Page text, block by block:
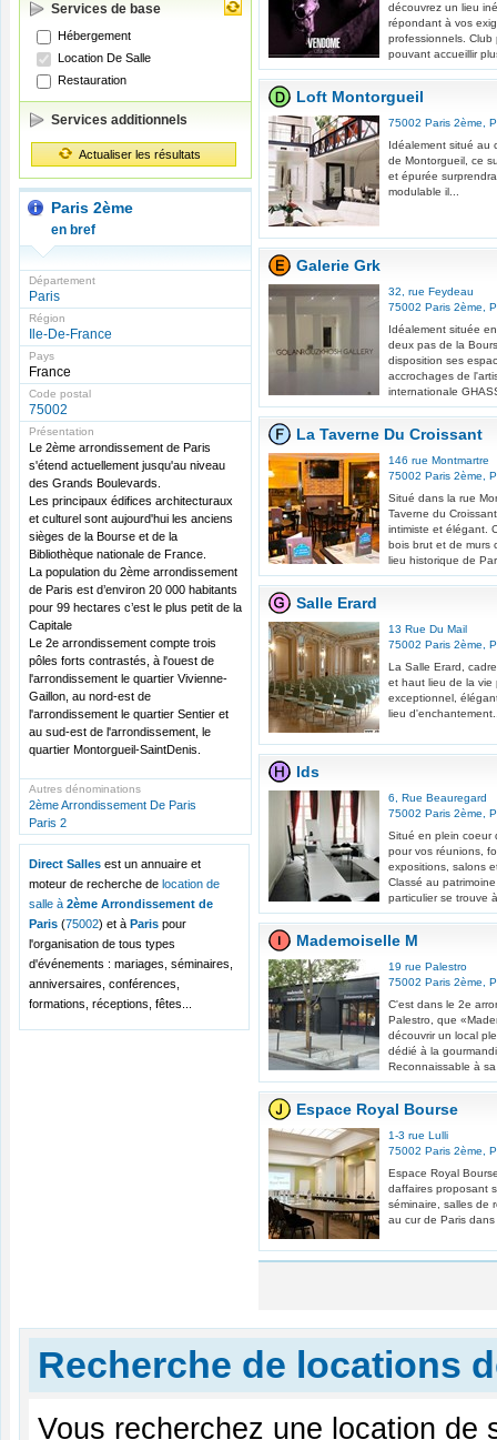
Services de base
Hébergement
Location De Salle
Restauration
Services additionnels
Actualiser les résultats
Paris 2ème
en bref
Département
Paris
Région
Ile-De-France
Pays
France
Code postal
75002
Présentation
Le 2ème arrondissement de Paris
s'étend actuellement jusqu'au niveau
des Grands Boulevards.
Les principaux édifices architecturaux
et culturel sont aujourd'hui les anciens
sièges de la Bourse et de la
Bibliothèque nationale de France.
La population du 2ème arrondissement
de Paris est d’environ 20 000 habitants
pour 99 hectares c’est le plus petit de la
Capitale
Le 2e arrondissement compte trois
pôles forts contrastés, à l'ouest de
l'arrondissement le quartier Vivienne-
Gaillon, au nord-est de
l'arrondissement le quartier Sentier et
au sud-est de l'arrondissement, le
quartier Montorgueil-SaintDenis.
Autres dénominations
2ème Arrondissement De Paris
Paris 2
Direct Salles est un annuaire et
moteur de recherche de location de
salle à 2ème Arrondissement de
Paris (75002) et à Paris pour
l'organisation de tous types
d'événements : mariages, séminaires,
anniversaires, conférences,
formations, réceptions, fêtes...
découvrez un lieu
répondant à vos
professionnels. Club
pouvant accueillir
Loft Montorgueil
75002 Paris 2ème
Idéalement situé au
de Montorgueil, ce
et épurée
modulable il...
Galerie Grk
32, rue Feydeau
75002 Paris 2ème
Idéalement située
deux pas de la
disposition ses
accrochages de
internationale
La Taverne Du Croissant
146 rue Montmartre
75002 Paris 2ème
Situé dans la rue
Taverne du
intimiste et élégant.
bois brut et de murs
lieu historique de
Salle Erard
13 Rue Du Mail
75002 Paris 2ème
La Salle Erard,
et haut lieu de la vie
exceptionnel,
lieu
Ids
6, Rue Beauregard
75002 Paris 2ème
Situé en plein coeur
pour vos réunions,
expositions, salons
Classé au
particulier se trouve
Mademoiselle M
19 rue Palestro
75002 Paris 2ème
C'est dans le 2e
Palestro, que
découvrir un local
dédié à la
Reconnaissable à
Espace Royal Bourse
1-3 rue Lulli
75002 Paris 2ème
Espace Royal
daffaires proposant
séminaire, salles de
au cur de Paris
Recherche de locations
Vous recherchez une location de